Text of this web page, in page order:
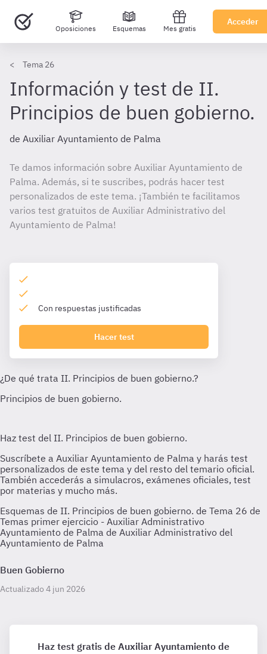
Oposiciones Esquemas Mes gratis
Acceder
Tema 26
Información y test de II.
Principios de buen gobierno.
de Auxiliar Ayuntamiento de Palma
Te damos información sobre Auxiliar Ayuntamiento de
Palma. Además, si te suscribes, podrás hacer test
personalizados de este tema. ¡También te facilitamos
varios test gratuitos de Auxiliar Administrativo del
Ayuntamiento de Palma!
Con respuestas justificadas
Hacer test
Esquemas de II. Principios de buen gobierno. de Tema 26 de
Temas primer ejercicio - Auxiliar Administrativo
Ayuntamiento de Palma de Auxiliar Administrativo del
Ayuntamiento de Palma
Buen Gobierno
Actualizado 4 jun 2026
Haz test gratis de Auxiliar Ayuntamiento de